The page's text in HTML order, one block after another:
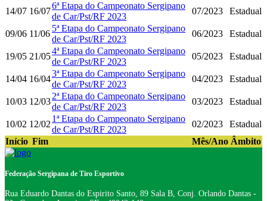
14/07 16/07
6ª Etapa do Campeonato Sergipano
de Car/Pst/RF 2023
07/2023 Estadual
09/06 11/06
5ª Etapa do Campeonato Sergipano
de Car/Pst/RF 2023
06/2023 Estadual
19/05 21/05
4ª Etapa do Campeonato Sergipano
de Car/Pst/RF 2023
05/2023 Estadual
14/04 16/04
3ª Etapa do Campeonato Sergipano
de Car/Pst/RF 2023
04/2023 Estadual
10/03 12/03
2ª Etapa do Campeonato Sergipano
de Car/Pst/RF 2023
03/2023 Estadual
10/02 12/02
1ª Etapa do Campeonato Sergipano
de Car/Pst/RF 2023
02/2023
Estadual
Início Fim Mês/Ano Âmbito
Federação Sergipana de Tiro Esportivo
Rua Eduardo Dantas do Espirito Santo, 89 Sala B, Conj. Orlando Dantas -